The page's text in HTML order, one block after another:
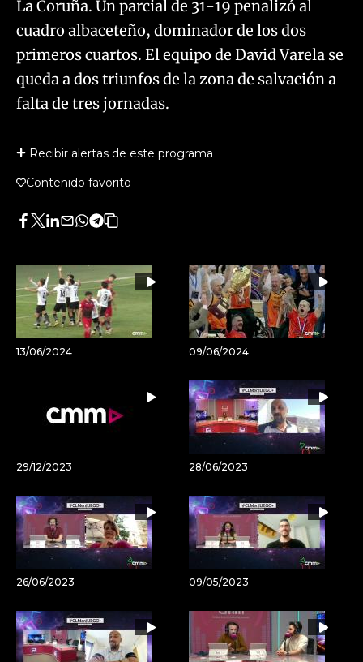
La Coruña. Un parcial de 31-19 penalizó al
cuadro albaceteño, dominador de los dos
primeros cuartos. El equipo de David Varela se
queda a dos triunfos de la zona de salvación a
falta de tres jornadas.
Recibir alertas de este programa
Contenido favorito
Facebook
Twitter
LinkedIn
Enviar
Whatsapp
Telegram
Copiar
artículo
13/06/2024 09/06/2024
29/12/2023 28/06/2023
26/06/2023 09/05/2023